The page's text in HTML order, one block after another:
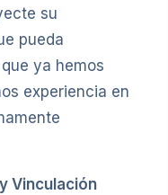
su
pueda
ya hemos
experiencia en
Vinculación